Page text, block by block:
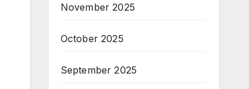
November 2025
October 2025
September 2025